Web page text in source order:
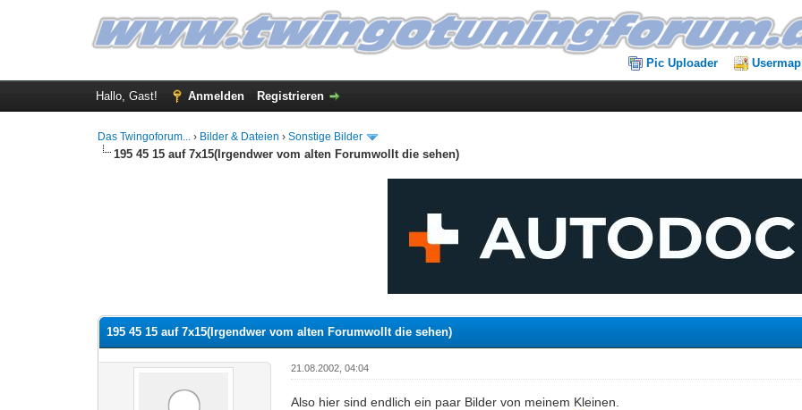
Pic Uploader Usermap
Hallo, Gast! Anmelden Registrieren
Das Twingoforum... › Bilder & Dateien ›Sonstige Bilder
195 45 15 auf 7x15(Irgendwer vom alten Forumwollt die sehen)
195 45 15 auf 7x15(Irgendwer vom alten Forumwollt die sehen)
21.08.2002, 04:04
Also hier sind endlich ein paar Bilder von meinem Kleinen.